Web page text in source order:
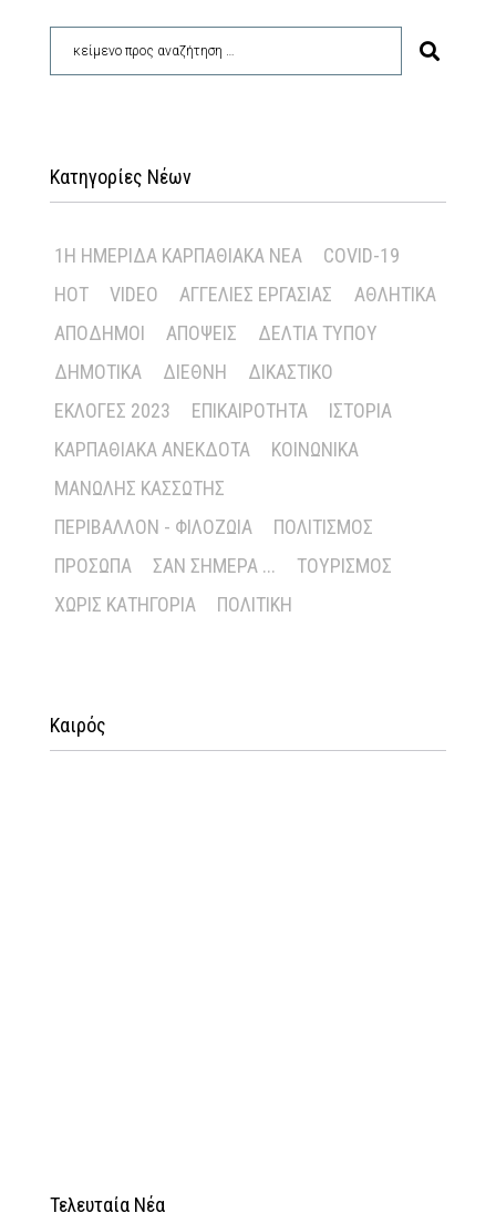
Κατηγορίες Νέων
1Η ΗΜΕΡΊΔΑ ΚΑΡΠΑΘΙΑΚΆ ΝΈΑ
COVID-19
HOT
VIDEO ΑΓΓΕΛΊΕΣ ΕΡΓΑΣΊΑΣ
ΑΘΛΗΤΙΚΆ
ΑΠΌΔΗΜΟΙ
ΑΠΌΨΕΙΣ
ΔΕΛΤΊΑ ΤΎΠΟΥ
ΔΗΜΟΤΙΚΆ
ΔΙΕΘΝΉ
ΔΙΚΑΣΤΙΚΌ
ΕΚΛΟΓΈΣ 2023
ΕΠΙΚΑΙΡΌΤΗΤΑ
ΙΣΤΟΡΊΑ
ΚΑΡΠΑΘΙΑΚΆ ΑΝΈΚΔΟΤΑ
ΚΟΙΝΩΝΙΚΆ
ΜΑΝΏΛΗΣ ΚΑΣΣΏΤΗΣ
ΠΕΡΙΒΆΛΛΟΝ - ΦΙΛΟΖΩΊΑ
ΠΟΛΙΤΙΣΜΌΣ
ΠΡΌΣΩΠΑ
ΣΑΝ ΣΉΜΕΡΑ ...
ΤΟΥΡΙΣΜΌΣ
ΧΩΡΊΣ ΚΑΤΗΓΟΡΊΑ
ΠΟΛΙΤΙΚΉ
Καιρός
Τελευταία Νέα